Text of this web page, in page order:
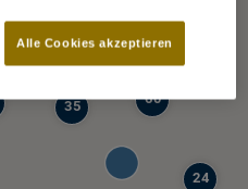
35 60
24
Alle Cookies akzeptieren